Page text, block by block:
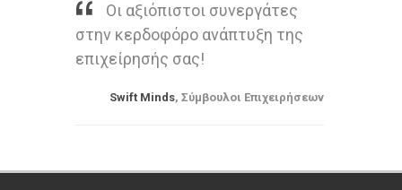
Οι αξιόπιστοι συνεργάτες
στην κερδοφόρο ανάπτυξη της
επιχείρησής σας!
Swift Minds, Σύμβουλοι Επιχειρήσεων